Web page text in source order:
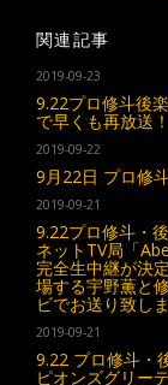
関連記事
2019-09-23
9.22プロ修斗後
で早くも再放送！
2019-09-22
9月22日 プロ修
2019-09-21
9.22プロ修斗・
ネットTV局「
完全生中継が決
場する宇野薫と
ビでお送り致し
2019-09-21
9.22 プロ修斗
ピオンズグリー